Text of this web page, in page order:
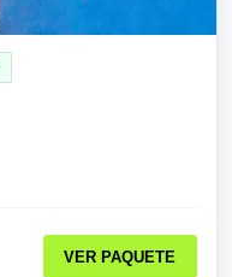
VER PAQUETE